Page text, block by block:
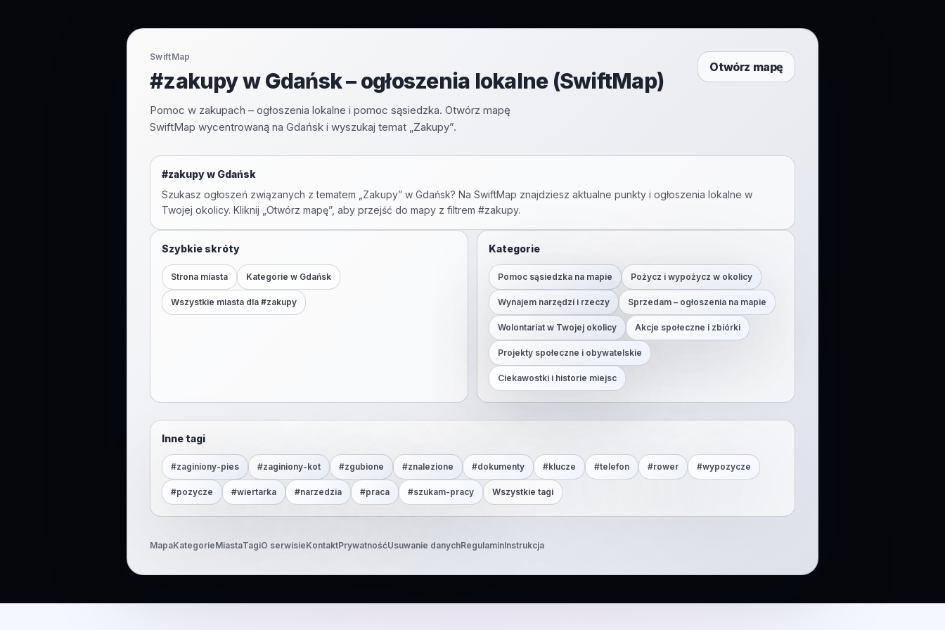
SwiftMap
#zakupy w Gdańsk – ogłoszenia lokalne (SwiftMap)
Pomoc w zakupach – ogłoszenia lokalne i pomoc sąsiedzka. Otwórz mapę
SwiftMap wycentrowaną na Gdańsk i wyszukaj temat „Zakupy”.
Otwórz mapę
#zakupyw Gdańsk
Szukasz ogłoszeń związanych z tematem „ Zakupy” w Gdańsk? Na SwiftMap znajdziesz aktualne punkty i ogłoszenia lokalne w
Twojej okolicy. Kliknij „Otwórz mapę”, aby przejść do mapy z filtrem #zakupy.
Szybkie skróty
Strona miasta Kategorie w Gdańsk
Wszystkie miasta dla #zakupy
Kategorie
Pomoc sąsiedzka na mapie Pożycz i wypożycz w okolicy
Wynajem narzędzi i rzeczy Sprzedam – ogłoszenia na mapie
Wolontariat w Twojej okolicy Akcje społeczne i zbiórki
Projekty społeczne i obywatelskie
Ciekawostki i historie miejsc
Inne tagi
#zaginiony-pies #zaginiony-kot #zgubione #znalezione #dokumenty #klucze #telefon #rower #wypozycze
#pozycze #wiertarka #narzedzia #praca #szukam-pracy Wszystkie tagi
MapaKategorieMiastaTagiO serwisieKontaktPrywatnośćUsuwanie danychRegulaminInstrukcja